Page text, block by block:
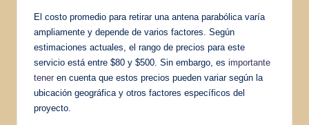
El costo promedio para retirar una antena parabólica varía
ampliamente y depende de varios factores. Según
estimaciones actuales, el rango de precios para este
servicio está entre $80 y $500. Sin embargo, es importante
tener en cuenta que estos precios pueden variar según la
ubicación geográfica y otros factores específicos del
proyecto.